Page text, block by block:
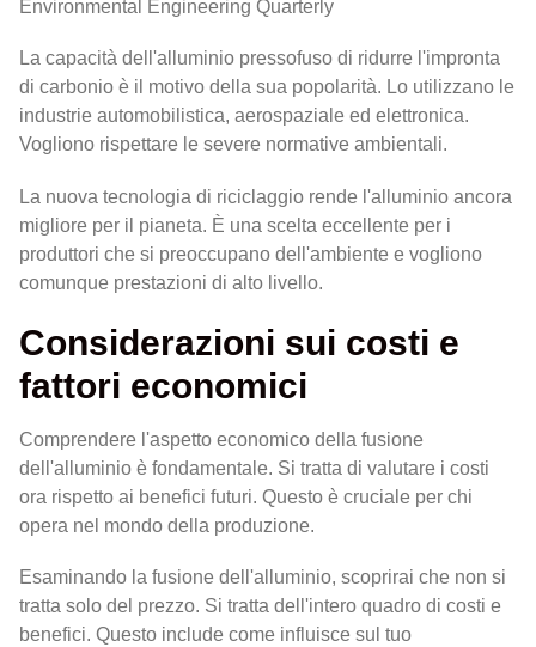
Environmental Engineering Quarterly
La capacità dell'alluminio pressofuso di ridurre l'impronta
di carbonio è il motivo della sua popolarità. Lo utilizzano le
industrie automobilistica, aerospaziale ed elettronica.
Vogliono rispettare le severe normative ambientali.
La nuova tecnologia di riciclaggio rende l'alluminio ancora
migliore per il pianeta. È una scelta eccellente per i
produttori che si preoccupano dell'ambiente e vogliono
comunque prestazioni di alto livello.
Considerazioni sui costi e
fattori economici
Comprendere l'aspetto economico della fusione
dell'alluminio è fondamentale. Si tratta di valutare i costi
ora rispetto ai benefici futuri. Questo è cruciale per chi
opera nel mondo della produzione.
Esaminando la fusione dell'alluminio, scoprirai che non si
tratta solo del prezzo. Si tratta dell'intero quadro di costi e
benefici. Questo include come influisce sul tuo